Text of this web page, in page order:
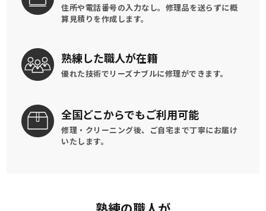
住所や電話番号の入力なし。修理品を送らずに概
算見積りを作成します。
熟練した職人が在籍
優れた技術でリーズナブルに修理ができます。
全国どこからでもご利用可能
修理・クリーニング後、 ご自宅まで丁寧にお届け
いたします。